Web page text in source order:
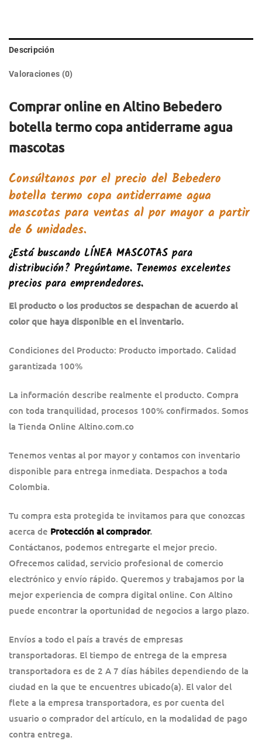
Descripción
Valoraciones (0)
Comprar online en Altino Bebedero
botella termo copa antiderrame agua
mascotas
Consúltanos por el precio del Bebedero
botella termo copa antiderrame agua
mascotaspara ventas al por mayor a partir
de 6 unidades.
¿Está buscando LÍNEA MASCOTAS para
distribución? Pregúntame. Tenemos excelentes
precios para emprendedores.
El producto o los productos se despachan de acuerdo al
color que haya disponible en el inventario.
Condiciones del Producto: Producto importado. Calidad
garantizada 100%
La información describe realmente el producto. Compra
con toda tranquilidad, procesos 100% confirmados. Somos
la Tienda Online Altino.com.co
Tenemos ventas al por mayor y contamos con inventario
disponible para entrega inmediata. Despachos a toda
Colombia.
Tu compra esta protegida te invitamos para que conozcas
acerca de Protección al comprador.
Contáctanos, podemos entregarte el mejor precio.
Ofrecemos calidad, servicio profesional de comercio
electrónico y envío rápido. Queremos y trabajamos por la
mejor experiencia de compra digital online. Con Altino
puede encontrar la oportunidad de negocios a largo plazo.
Envíos a todo el país a través de empresas
transportadoras. El tiempo de entrega de la empresa
transportadora es de 2 A 7 días hábiles dependiendo de la
ciudad en la que te encuentres ubicado(a). El valor del
flete a la empresa transportadora, es por cuenta del
usuario o comprador del artículo, en la modalidad de pago
contra entrega.